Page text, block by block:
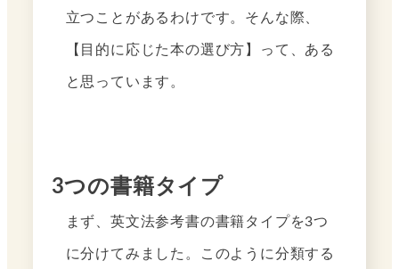
立つことがあるわけです。そんな際、
【目的に応じた本の選び方】って、ある
と思っています。
3つの書籍タイプ
まず、英文法参考書の書籍タイプを3つ
に分けてみました。このように分類する